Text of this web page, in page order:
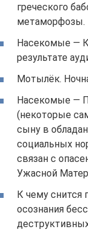
греческого
метаморфозы.
Насекомые —
результате
Мотылёк.
Насекомые —
(некоторые
сыну в
социальных
связан с
Ужасной
К чему снится
осознания